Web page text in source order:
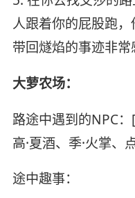
人跟着你的屁股跑
带回燧焰的事迹非常
大萝农场：
路途中遇到的NPC：[
高·夏酒、季·火掌、
途中趣事：